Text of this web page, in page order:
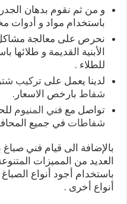
و من ثم نقوم بدهان
باستخدام مواد و أدوات
نحرص على معالجة مشاكل
الأبنية القديمة و
للطلاء .
لدينا يعمل علىتركيب شتر
شفاط بارخص الاسعار.
تواصل مع فني المنيوم
شفاطات في جميع
بالإضافة الى قيام فني
العديد من المميزات
باستخدام أجود أنواع
أنواع أخرى .